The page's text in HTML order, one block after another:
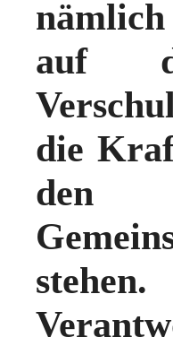
auf
die
den